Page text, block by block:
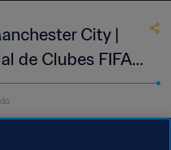
City |
de Clubes FIFA
el Estadio Camping World de